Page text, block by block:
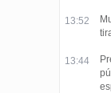
13:52
13:44